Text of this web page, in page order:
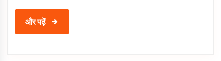
और पढ़ें